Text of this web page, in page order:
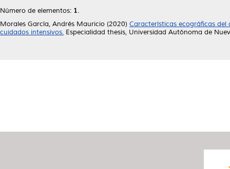
Número de elementos: 1.
Morales García, Andrés Mauricio (2020) Características ecográficas
cuidados intensivos. Especialidad thesis, Universidad Autónoma de